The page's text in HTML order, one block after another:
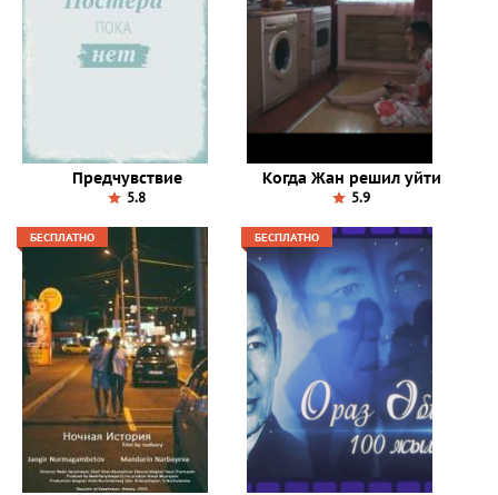
Предчувствие
5.8
Когда Жан решил уйти
5.9
БЕСПЛАТНО БЕСПЛАТНО